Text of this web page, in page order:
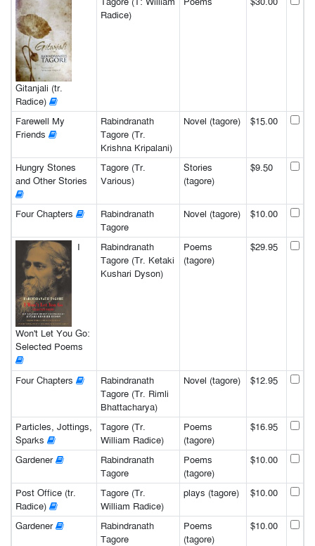
Gitanjali (tr.
Radice)
Radice)
Farewell My
Friends
Rabindranath
Tagore (Tr.
Krishna Kripalani)
Novel (tagore) $15.00
Hungry Stones
and Other Stories
Tagore (Tr.
Various)
Stories
(tagore)
$9.50
Four Chapters
Rabindranath
Tagore
Novel (tagore) $10.00
I
Won't Let You Go:
Selected Poems
Rabindranath
Tagore (Tr. Ketaki
Kushari Dyson)
Poems
(tagore)
$29.95
Four Chapters
Rabindranath
Tagore (Tr. Rimli
Bhattacharya)
Novel (tagore) $12.95
Particles, Jottings,
Sparks
Tagore (Tr.
William Radice)
Poems
(tagore)
$16.95
Gardener
Rabindranath
Tagore
Poems
(tagore)
$10.00
Post Office (tr.
Radice)
Tagore (Tr.
William Radice)
plays (tagore) $10.00
Gardener
Rabindranath
Tagore
Poems
(tagore)
$10.00